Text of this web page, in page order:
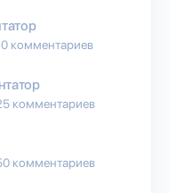
комментариев
комментариев
комментариев